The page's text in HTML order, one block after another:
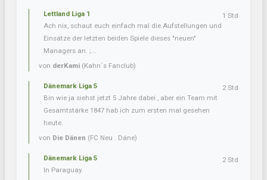
Lettland Liga 1
Ach nix, schaut euch einfach mal die Aufstellungen und
Einsätze der letzten beiden Spiele dieses "neuen"
Managers an. ;...
von derKami (Kahn´s Fanclub)
1 Std
Dänemark Liga 5
Bin wie ja siehst jetzt 5 Jahre dabei , aber ein Team mit
Gesamtstärke 1847 hab ich zum ersten mal gesehen
heute.
von Die Dänen (FC Neu . Däne)
2 Std
Dänemark Liga 5
In Paraguay.
2 Std